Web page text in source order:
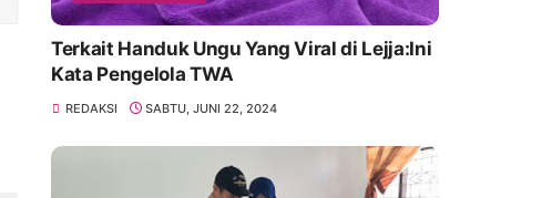
Terkait Handuk Ungu Yang Viral di Lejja:Ini
Kata Pengelola TWA
REDAKSI SABTU, JUNI 22, 2024